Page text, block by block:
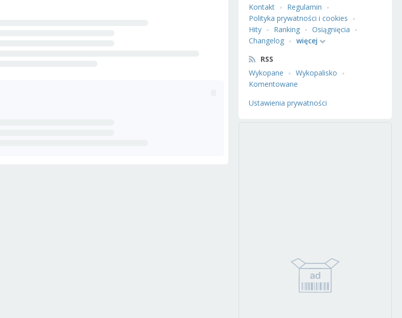
Kontakt
Regulamin
Polityka prywatności i cookies
Hity
Ranking
Osiągnięcia
Changelog
więcej
RSS
Wykopane
Wykopalisko
Komentowane
Ustawienia prywatności